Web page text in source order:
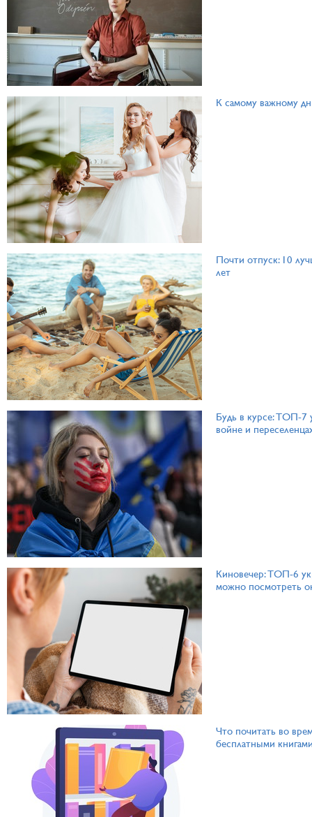
К самому важному
Почти отпуск: 10
лет
Будь в курсе: ТОП-7
войне и
Киновечер: ТОП-6
можно посмотреть
Что почитать во
бесплатными